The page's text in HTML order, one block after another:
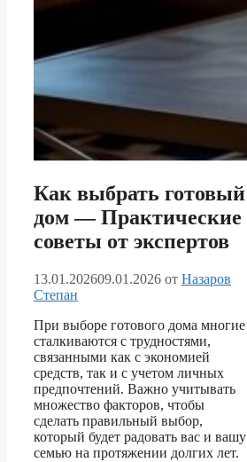
Как выбрать готовый
дом — Практические
советы от экспертов
13.01.202609.01.2026 от Назаров
Степан
При выборе готового дома многие
сталкиваются с трудностями,
связанными как с экономией
средств, так и с учетом личных
предпочтений. Важно учитывать
множество факторов, чтобы
сделать правильный выбор,
который будет радовать вас и вашу
семью на протяжении долгих лет.